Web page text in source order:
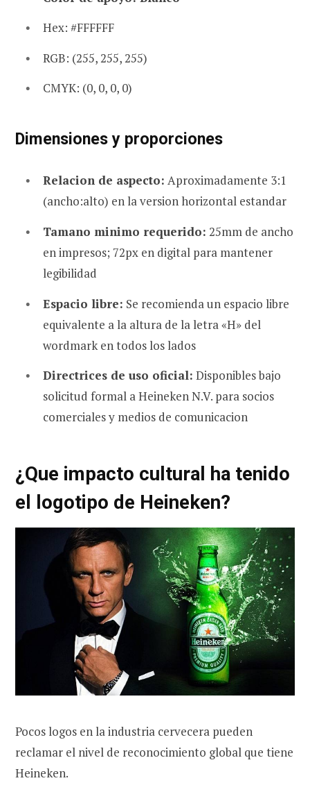
Hex: #FFFFFF
RGB: (255, 255, 255)
CMYK: (0, 0, 0, 0)
Dimensiones y proporciones
Relacion de aspecto: Aproximadamente 3:1
(ancho:alto) en la version horizontal estandar
Tamano minimo requerido: 25mm de ancho
en impresos; 72px en digital para mantener
legibilidad
Espacio libre: Se recomienda un espacio libre
equivalente a la altura de la letra «H» del
wordmark en todos los lados
Directrices de uso oficial: Disponibles bajo
solicitud formal a Heineken N.V. para socios
comerciales y medios de comunicacion
¿Que impacto cultural ha tenido
el logotipo de Heineken?
Pocos logos en la industria cervecera pueden
reclamar el nivel de reconocimiento global que tiene
Heineken.